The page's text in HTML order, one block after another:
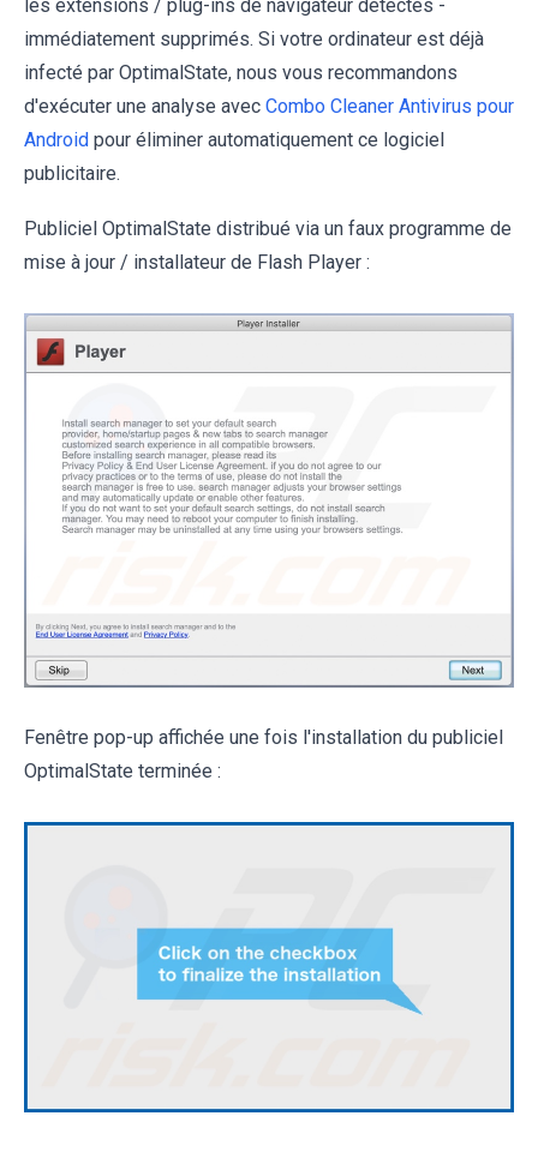
les extensions / plug-ins de navigateur détectés -
immédiatement supprimés. Si votre ordinateur est déjà
infecté par OptimalState, nous vous recommandons
d'exécuter une analyse avec Combo Cleaner Antivirus pour
Android pour éliminer automatiquement ce logiciel
publicitaire.
Publiciel OptimalState distribué via un faux programme de
mise à jour / installateur de Flash Player :
Fenêtre pop-up affichée une fois l'installation du publiciel
OptimalState terminée :